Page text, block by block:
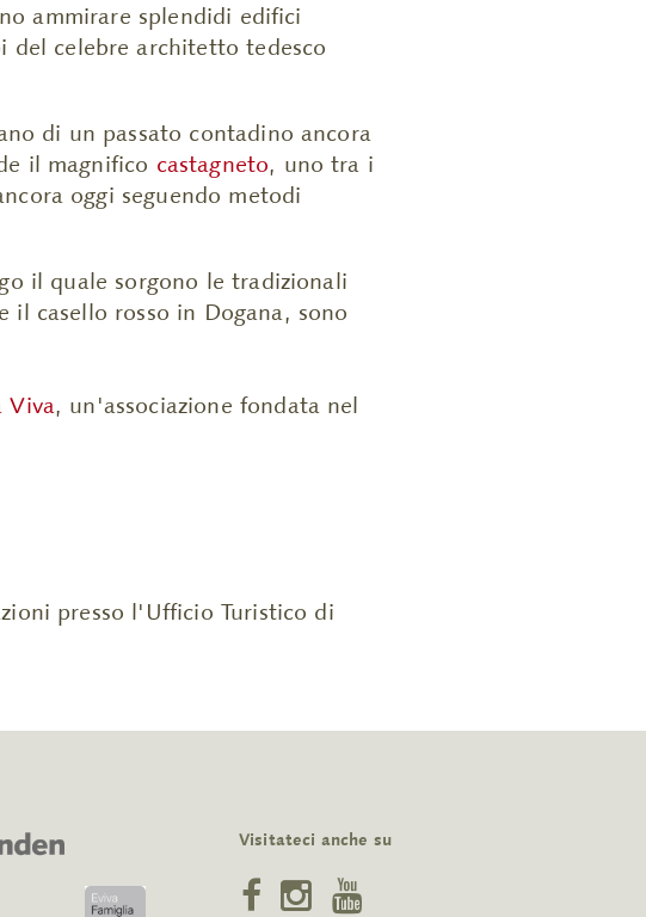
ammirare splendidi edifici
celebre architetto tedesco
di un passato contadino ancora
il magnifico castagneto, uno tra i
oggi seguendo metodi
il quale sorgono le tradizionali
il casello rosso in Dogana, sono
Viva, un'associazione fondata nel
presso l'Ufficio Turistico di
Visitateci anche su